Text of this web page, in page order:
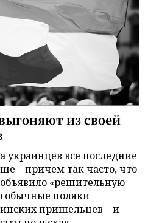
из своей
украинцев все последние
– причем так часто, что
«решительную
обычные поляки
пришельцев – и